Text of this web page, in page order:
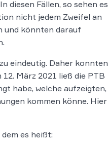
diesen Fällen, so sehen es
nicht jedem Zweifel an
und könnten darauf
eindeutig. Daher konnten
März 2021 ließ die PTB
habe, welche aufzeigten,
kommen könne. Hier
es heißt: